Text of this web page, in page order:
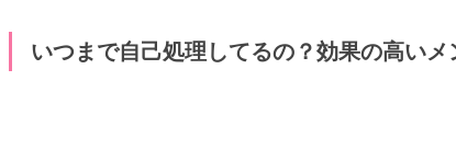
いつまで自己処理してるの？効果の高いメ